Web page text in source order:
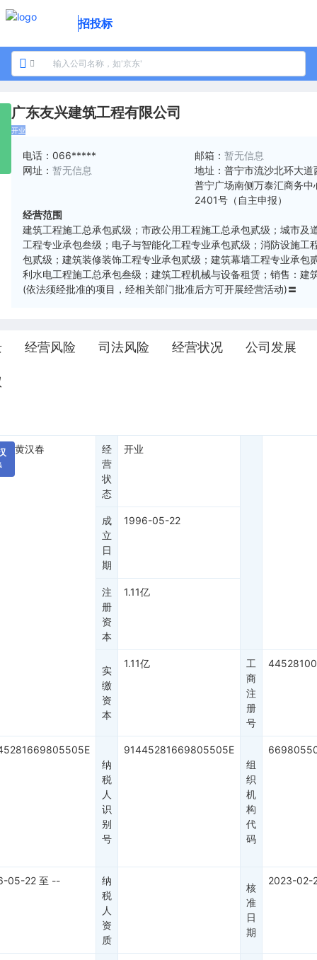
招投标
广东友兴建筑工程有限公司
开业
电话：066***** 邮箱： 暂无信息
网址：暂无信息 地址： 普宁市流沙北环大道
普宁广场南侧万泰汇商务中
2401号（自主申报）
经营范围
建筑工程施工总承包贰级；市政公用工程施工总承包贰级；城市及
工程专业承包叁级；电子与智能化工程专业承包贰级；消防设施工
包贰级；建筑装修装饰工程专业承包贰级；建筑幕墙工程专业承包
利水电工程施工总承包叁级；建筑工程机械与设备租赁；销售：建
(依法须经批准的项目，经相关部门批准后方可开展经营活动)〓
经营风险 司法风险 经营状况 公司发展
黄汉春
经
营
状
态
开业
成
立
日
期
1996-05-22
注
册
资
本
1.11亿
实
缴
资
本
1.11亿
工
商
注
册
号
纳
税
人
识
别
号
91445281669805505E
组
织
机
构
代
码
05-22 至 --
纳
税
人
资
质
核
准
日
期
2023-02-